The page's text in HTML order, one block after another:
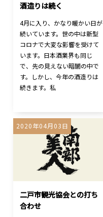
酒造りは続く
4月に入り、かなり暖かい日が
続いています。世の中は新型
コロナで大変な影響を受けて
います。日本酒業界も同じ
で、先の見えない暗闇の中で
す。しかし、今年の酒造りは
続きます。私
2020年04月03日
二戸市観光協会との打ち
合わせ